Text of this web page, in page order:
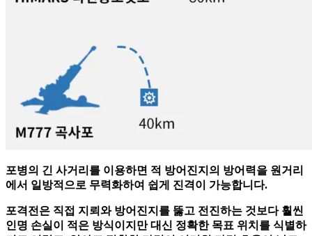
포병의 긴 사거리를 이용하면 적 방어진지의 방어력을 원거리
에서 일방적으로 무력화하여 쉽게 진격이 가능합니다.
포격전은 직접 지뢰와 방어진지를 뚫고 전진하는 것보다 훨씬
인명 손실이 적은 방식이지만 대신 정확한 목표 위치를 식별하